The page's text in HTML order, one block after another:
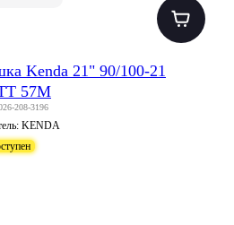
Kenda 21" 90/100-21
57M
208-3196
KENDA